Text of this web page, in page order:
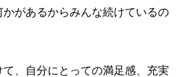
があるからみんな続けているの
、自分にとっての満足感、充実